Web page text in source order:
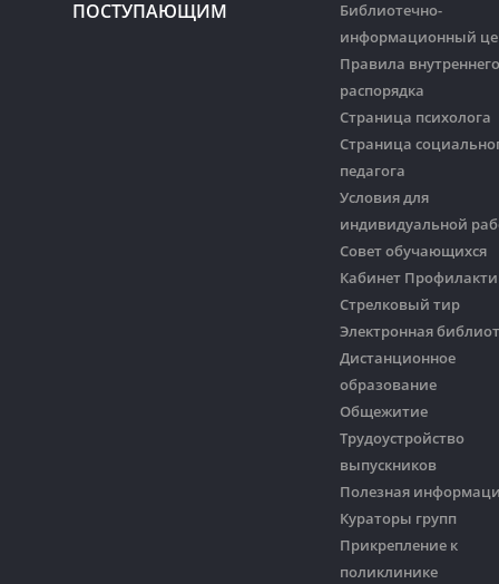
ПОСТУПАЮЩИМ
Библиотечно-
информационный
Правила внутреннего
распорядка
Страница психолога
Страница
педагога
Условия для
индивидуальной
Совет обучающихся
Кабинет
Стрелковый тир
Электронная
Дистанционное
образование
Общежитие
Трудоустройство
выпускников
Полезная
Кураторы групп
Прикрепление к
поликлинике